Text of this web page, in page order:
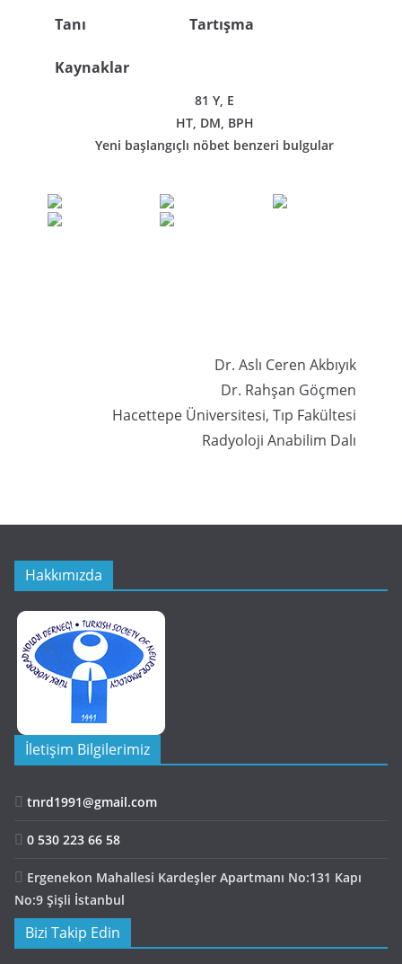
Tanı Tartışma
Kaynaklar
81 Y, E
HT, DM, BPH
Yeni başlangıçlı nöbet benzeri bulgular
Dr. Aslı Ceren Akbıyık
Dr. Rahşan Göçmen
Hacettepe Üniversitesi, Tıp Fakültesi
Radyoloji Anabilim Dalı
Hakkımızda
İletişim Bilgilerimiz
tnrd1991@gmail.com
0 530 223 66 58
Ergenekon Mahallesi Kardeşler Apartmanı No:131 Kapı
No:9 Şişli İstanbul
Bizi Takip Edin